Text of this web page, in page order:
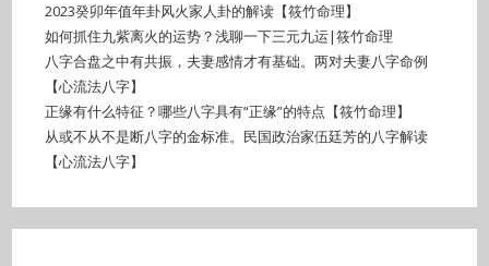
2023癸卯年值年卦风火家人卦的解读【筱竹命理】
如何抓住九紫离火的运势？浅聊一下三元九运|筱竹命理
八字合盘之中有共振，夫妻感情才有基础。两对夫妻八字命例
【心流法八字】
正缘有什么特征？哪些八字具有“正缘”的特点【筱竹命理】
从或不从不是断八字的金标准。民国政治家伍廷芳的八字解读
【心流法八字】